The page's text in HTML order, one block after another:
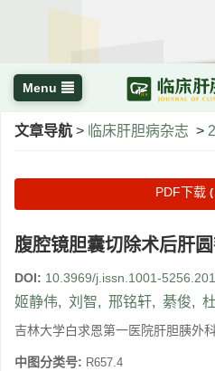
Menu
文章导航 > 临床肝胆病杂志 >
PDF下载
腹腔镜胆囊切除术后肝
DOI: 10.3969/j.issn.1001-
姬静伟, 刘智, 邢铭轩, 綦俊,
吉林大学白求恩第一医院肝胆胰外
中图分类号: R657.4